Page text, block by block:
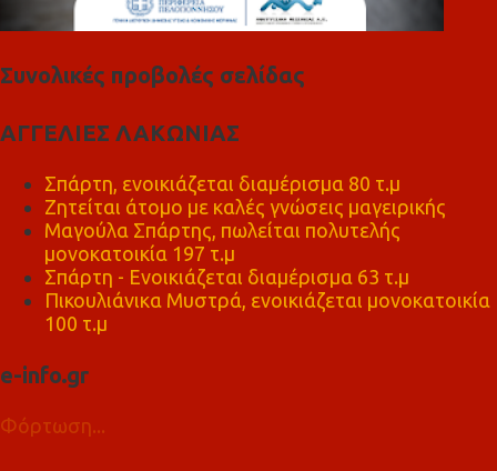
Συνολικές προβολές σελίδας
ΑΓΓΕΛΙΕΣ ΛΑΚΩΝΙΑΣ
Σπάρτη, ενοικιάζεται διαμέρισμα 80 τ.μ
Ζητείται άτομο με καλές γνώσεις μαγειρικής
Μαγούλα Σπάρτης, πωλείται πολυτελής
μονοκατοικία 197 τ.μ
Σπάρτη - Ενοικιάζεται διαμέρισμα 63 τ.μ
Πικουλιάνικα Μυστρά, ενοικιάζεται μονοκατοικία
100 τ.μ
e-info.gr
Φόρτωση...